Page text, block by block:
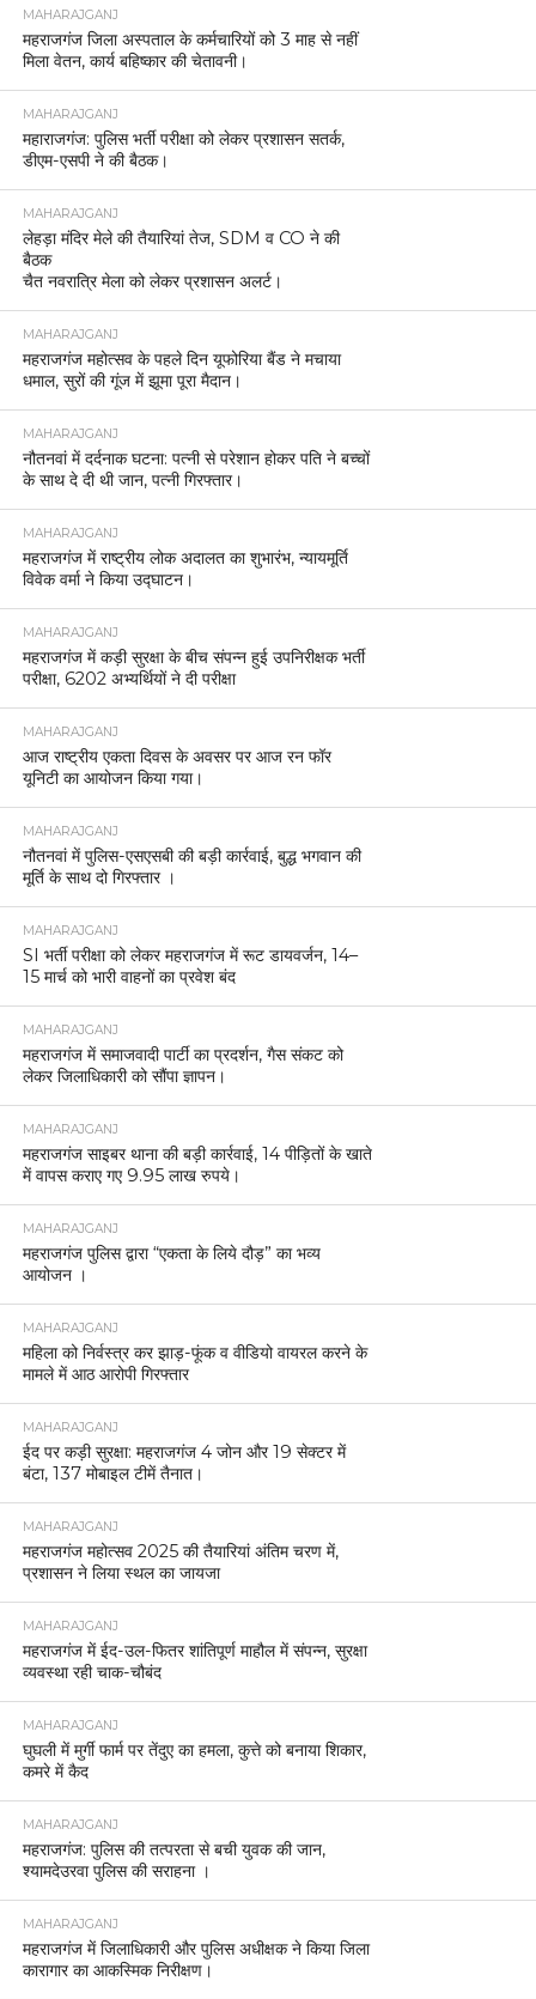
MAHARAJGANJ
महराजगंज जिला अस्पताल के कर्मचारियों को 3 माह से नहीं
मिला वेतन, कार्य बहिष्कार की चेतावनी।
MAHARAJGANJ
महाराजगंज: पुलिस भर्ती परीक्षा को लेकर प्रशासन सतर्क,
डीएम-एसपी ने की बैठक।
MAHARAJGANJ
लेहड़ा मंदिर मेले की तैयारियां तेज, SDM व CO ने की
बैठक
चैत नवरात्रि मेला को लेकर प्रशासन अलर्ट।
MAHARAJGANJ
महराजगंज महोत्सव के पहले दिन यूफोरिया बैंड ने मचाया
धमाल, सुरों की गूंज में झूमा पूरा मैदान।
MAHARAJGANJ
नौतनवां में दर्दनाक घटना: पत्नी से परेशान होकर पति ने बच्चों
के साथ दे दी थी जान, पत्नी गिरफ्तार।
MAHARAJGANJ
महराजगंज में राष्ट्रीय लोक अदालत का शुभारंभ, न्यायमूर्ति
विवेक वर्मा ने किया उद्घाटन।
MAHARAJGANJ
महराजगंज में कड़ी सुरक्षा के बीच संपन्न हुई उपनिरीक्षक भर्ती
परीक्षा, 6202 अभ्यर्थियों ने दी परीक्षा
MAHARAJGANJ
आज राष्ट्रीय एकता दिवस के अवसर पर आज रन फॉर
यूनिटी का आयोजन किया गया।
MAHARAJGANJ
नौतनवां में पुलिस-एसएसबी की बड़ी कार्रवाई, बुद्ध भगवान की
मूर्ति के साथ दो गिरफ्तार ।
MAHARAJGANJ
SI भर्ती परीक्षा को लेकर महराजगंज में रूट डायवर्जन, 14–
15 मार्च को भारी वाहनों का प्रवेश बंद
MAHARAJGANJ
महराजगंज में समाजवादी पार्टी का प्रदर्शन, गैस संकट को
लेकर जिलाधिकारी को सौंपा ज्ञापन।
MAHARAJGANJ
महराजगंज साइबर थाना की बड़ी कार्रवाई, 14 पीड़ितों के खाते
में वापस कराए गए 9.95 लाख रुपये।
MAHARAJGANJ
महराजगंज पुलिस द्वारा “एकता के लिये दौड़” का भव्य
आयोजन ।
MAHARAJGANJ
महिला को निर्वस्त्र कर झाड़-फूंक व वीडियो वायरल करने के
मामले में आठ आरोपी गिरफ्तार
MAHARAJGANJ
ईद पर कड़ी सुरक्षा: महराजगंज 4 जोन और 19 सेक्टर में
बंटा, 137 मोबाइल टीमें तैनात।
MAHARAJGANJ
महराजगंज महोत्सव 2025 की तैयारियां अंतिम चरण में,
प्रशासन ने लिया स्थल का जायजा
MAHARAJGANJ
महराजगंज में ईद-उल-फितर शांतिपूर्ण माहौल में संपन्न, सुरक्षा
व्यवस्था रही चाक-चौबंद
MAHARAJGANJ
घुघली में मुर्गी फार्म पर तेंदुए का हमला, कुत्ते को बनाया शिकार,
कमरे में कैद
MAHARAJGANJ
महराजगंज: पुलिस की तत्परता से बची युवक की जान,
श्यामदेउरवा पुलिस की सराहना ।
MAHARAJGANJ
महराजगंज में जिलाधिकारी और पुलिस अधीक्षक ने किया जिला
कारागार का आकस्मिक निरीक्षण।